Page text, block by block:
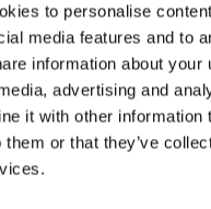
to personalise
media features and to
information about your
advertising and
it with other information
them or that they’ve
der
dem Zufall und die